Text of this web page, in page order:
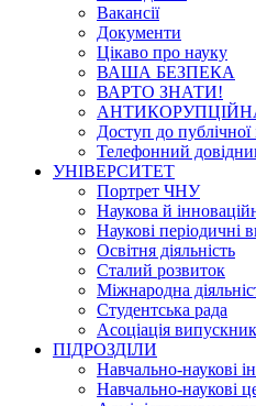
Вакансії
Документи
Цікаво про науку
ВАША БЕЗПЕКА
ВАРТО ЗНАТИ!
Доступ до публічної
Телефонний
УНІВЕРСИТЕТ
Портрет ЧНУ
Наукова й
Наукові періодичні
Освітня діяльність
Сталий розвиток
Міжнародна
Студентська рада
Асоціація
ПІДРОЗДІЛИ
Навчально-наукові
Навчально-наукові